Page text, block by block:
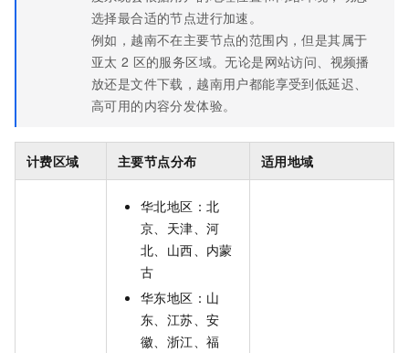
选择最合适的节点进行加速。
例如，越南不在主要节点的范围内，但是其属于
亚太 2 区的服务区域。无论是网站访问、视频播
放还是文件下载，越南用户都能享受到低延迟、
高可用的内容分发体验。
计费区域 主要节点分布 适用地域
华北地区：北
京、天津、河
北、山西、内蒙
古
华东地区：山
东、江苏、安
徽、浙江、福